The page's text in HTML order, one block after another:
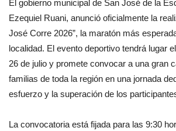
El gobierno municipal de San José de la
Ezequiel Ruani, anunció oficialmente la
José Corre 2026”, la maratón más
localidad. El evento deportivo tendrá lugar
26 de julio y promete convocar a una gran
familias de toda la región en una jornada
esfuerzo y la superación de los
La convocatoria está fijada para las 9:30